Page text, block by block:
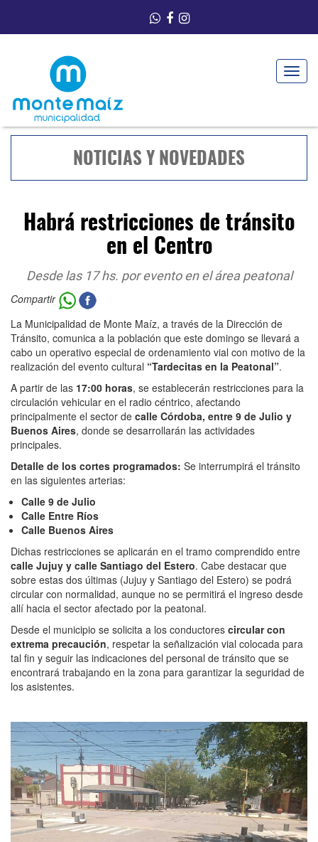
Toggle
NOTICIAS Y NOVEDADES
Habrá restricciones de tránsito
en el Centro
Desde las 17 hs. por evento en el área peatonal
Compartir
La Municipalidad de Monte Maíz, a través de la Dirección de
Tránsito, comunica a la población que este domingo se llevará a
cabo un operativo especial de ordenamiento vial con motivo de la
realización del evento cultural “Tardecitas en la Peatonal”.
A partir de las 17:00 horas, se establecerán restricciones para la
circulación vehicular en el radio céntrico, afectando
principalmente el sector de calle Córdoba, entre 9 de Julio y
Buenos Aires, donde se desarrollarán las actividades
principales.
Detalle de los cortes programados: Se interrumpirá el tránsito
en las siguientes arterias:
Calle 9 de Julio
Calle Entre Ríos
Calle Buenos Aires
Dichas restricciones se aplicarán en el tramo comprendido entre
calle Jujuy y calle Santiago del Estero. Cabe destacar que
sobre estas dos últimas (Jujuy y Santiago del Estero) se podrá
circular con normalidad, aunque no se permitirá el ingreso desde
allí hacia el sector afectado por la peatonal.
Desde el municipio se solicita a los conductores circular con
extrema precaución, respetar la señalización vial colocada para
tal fin y seguir las indicaciones del personal de tránsito que se
encontrará trabajando en la zona para garantizar la seguridad de
los asistentes.